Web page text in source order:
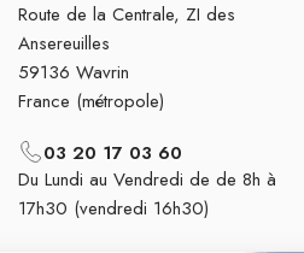
Route de la Centrale, ZI des
Ansereuilles
59136 Wavrin
France (métropole)
03 20 17 03 60
Du Lundi au Vendredi de de 8h à
17h30 (vendredi 16h30)